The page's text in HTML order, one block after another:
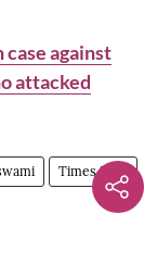
against
attacked
Times Now